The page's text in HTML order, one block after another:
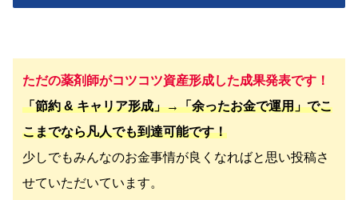
ただの薬剤師がコツコツ資産形成した成果発表です！
「節約 & キャリア形成」→「余ったお金で運用」でこ
こまでなら凡人でも到達可能です！
少しでもみんなのお金事情が良くなればと思い投稿さ
せていただいています。